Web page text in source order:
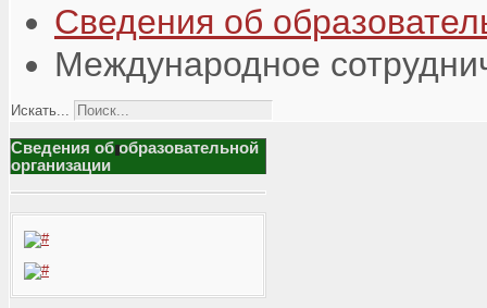
Сведения об
Международное
Искать...
Сведения об образовательной
организации